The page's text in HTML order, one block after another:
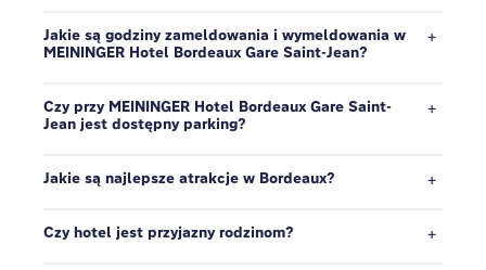
Jakie są godziny zameldowania i wymeldowania w
MEININGER Hotel Bordeaux Gare Saint-Jean?
Czy przy MEININGER Hotel Bordeaux Gare Saint-
Jean jest dostępny parking?
Jakie są najlepsze atrakcje w Bordeaux?
Czy hotel jest przyjazny rodzinom?